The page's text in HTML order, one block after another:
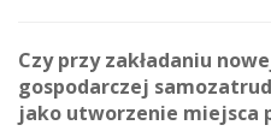
Czy przy zakładaniu
gospodarczej
jako utworzenie miejsca